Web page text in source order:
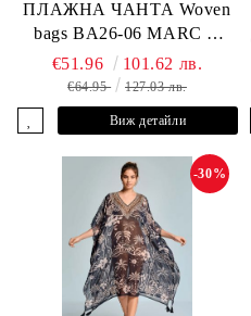
ПЛАЖНА ЧАНТА Woven
bags BA26-06 MARC &
ANDRE
€51.96 101.62 лв.
€64.95 127.03 лв.
Виж детайли
-30%